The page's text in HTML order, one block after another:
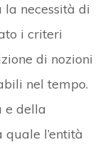
necessità di
i criteri
di nozioni
nel tempo.
e della
l’entità